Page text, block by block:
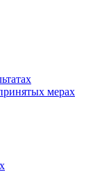
мерах